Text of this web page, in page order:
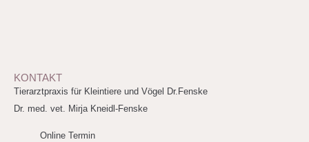
KONTAKT
Tierarztpraxis für Kleintiere und Vögel Dr.Fenske
Dr. med. vet. Mirja Kneidl-Fenske
Online Termin